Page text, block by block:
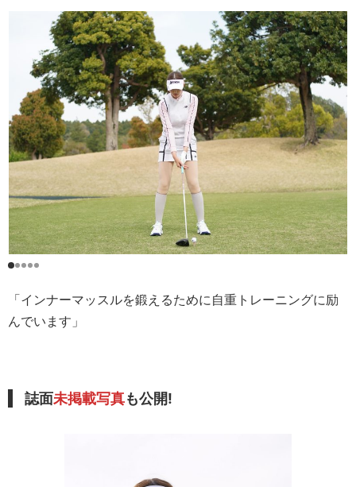
「インナーマッスルを鍛えるために自重トレーニングに励
んでいます」
誌面未掲載写真も公開!